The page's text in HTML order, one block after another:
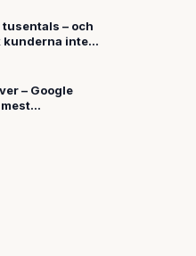
– och
kunderna inte
– Google